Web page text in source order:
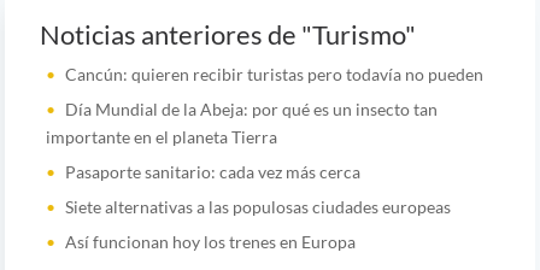
Noticias anteriores de "Turismo"
Cancún: quieren recibir turistas pero todavía no pueden
Día Mundial de la Abeja: por qué es un insecto tan
importante en el planeta Tierra
Pasaporte sanitario: cada vez más cerca
Siete alternativas a las populosas ciudades europeas
Así funcionan hoy los trenes en Europa